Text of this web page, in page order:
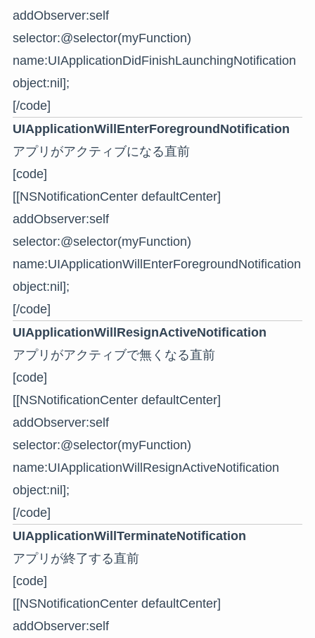
addObserver:self
selector:@selector(myFunction)
name:UIApplicationDidFinishLaunchingNotification
object:nil];
[/code]
UIApplicationWillEnterForegroundNotification
アプリがアクティブになる直前
[code]
[[NSNotificationCenter defaultCenter]
addObserver:self
selector:@selector(myFunction)
name:UIApplicationWillEnterForegroundNotification
object:nil];
[/code]
UIApplicationWillResignActiveNotification
アプリがアクティブで無くなる直前
[code]
[[NSNotificationCenter defaultCenter]
addObserver:self
selector:@selector(myFunction)
name:UIApplicationWillResignActiveNotification
object:nil];
[/code]
UIApplicationWillTerminateNotification
アプリが終了する直前
[code]
[[NSNotificationCenter defaultCenter]
addObserver:self